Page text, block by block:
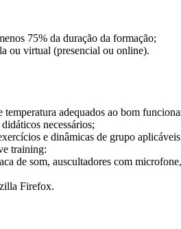
75% da duração da formação;
ou virtual (presencial ou online).
adequados ao bom
necessários;
e dinâmicas de grupo
training:
som, auscultadores com microfone,
Firefox.